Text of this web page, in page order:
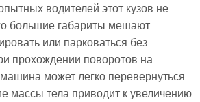
водителей этот кузов не
большие габариты мешают
или парковаться без
прохождении поворотов на
может легко перевернуться
массы тела приводит к увеличению